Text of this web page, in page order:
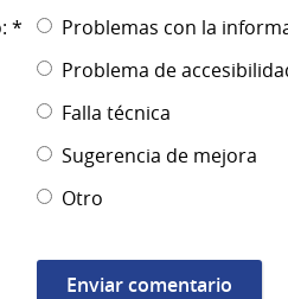
*
Problemas con la
Problema de
Falla técnica
Sugerencia de mejora
Otro